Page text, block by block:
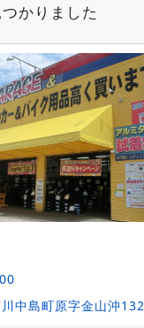
かりました
中島町原字金山沖